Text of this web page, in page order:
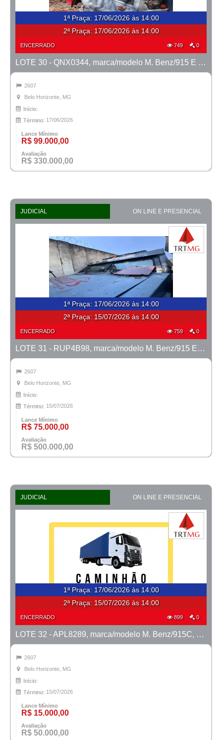
1ª Praça: 17/06/2026 às 14:00
2ª Praça: 17/06/2026 às 14:00
ENCERRADO 749 0
LOTE 30 - QNX0344, marca/modelo M. Benz/915 E MTX TVAL, ano 2016/2016
2607
Belo Horizonte, MG
Início:
Término: 17/06/2026
Lance Mínimo
R$ 99.000,00
Avaliação
R$ 330.000,00
JUDICIAL ON LINE E PRESENCIAL
1ª Praça: 17/06/2026 às 14:00
2ª Praça: 15/07/2026 às 14:00
ENCERRADO 759 0
LOTE 31 - RUP4B98, marca/modelo M. Benz/915 E MTX TVAL, ano 2020/2020
2607
Belo Horizonte, MG
Início:
Término: 15/07/2026
Lance Mínimo
R$ 75.000,00
Avaliação
R$ 500.000,00
JUDICIAL ON LINE E PRESENCIAL
1ª Praça: 17/06/2026 às 14:00
2ª Praça: 15/07/2026 às 14:00
ENCERRADO 899 0
LOTE 32 - APL8289, marca/modelo M. Benz/915C, ano 2007/2008
2607
Belo Horizonte, MG
Início:
Término: 15/07/2026
Lance Mínimo
R$ 15.000,00
Avaliação
R$ 50.000,00